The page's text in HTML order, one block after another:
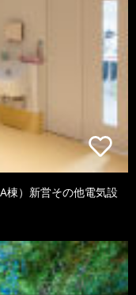
棟）新営その他電気設